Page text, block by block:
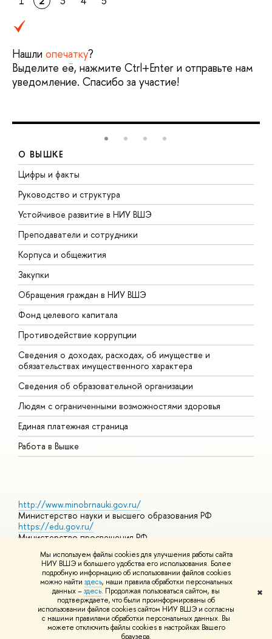
Мы используем файлы cookies для улучшения работы сайта
НИУ ВШЭ и большего удобства его использования. Более
подробную информацию об использовании файлов cookies
можно найти здесь, наши правила обработки персональных
данных –здесь. Продолжая пользоваться сайтом, вы
подтверждаете, что были проинформированы об
использовании файлов cookies сайтом НИУ ВШЭ и согласны
с нашими правилами обработки персональных данных. Вы
можете отключить файлы cookies в настройках Вашего
браузера.
✖
Нашли опечатку?
Выделите её, нажмите Ctrl+Enter и отправьте нам
уведомление. Спасибо за участие!
О ВЫШКЕ
Цифры и факты
Руководство и структура
Устойчивое развитие в НИУ ВШЭ
Преподаватели и сотрудники
Корпуса и общежития
Закупки
Обращения граждан в НИУ ВШЭ
Фонд целевого капитала
Противодействие коррупции
Сведения о доходах, расходах, об имуществе и
обязательствах имущественного характера
Сведения об образовательной организации
Людям с ограниченными возможностями здоровья
Единая платежная страница
Работа в Вышке
http://www.minobrnauki.gov.ru/
Министерство науки и высшего образования РФ
https://edu.gov.ru/
Министерство просвещения РФ
Массовые открытые онлайн-курсы
© НИУ ВШЭ 1993–2026 Адреса и контактыУсловия
использования материалов Политика конфиденциальности
Шрифты HSE Sans и HSE Slab разработаны вШколе дизайна НИУ